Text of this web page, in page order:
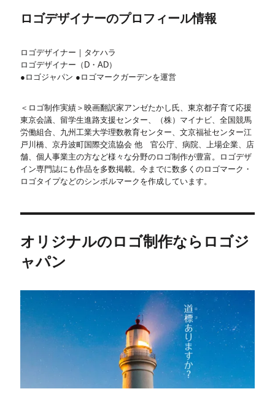
ロゴデザイナーのプロフィール情報
ロゴデザイナー｜タケハラ
ロゴデザイナー（D・AD）
●ロゴジャパン ●ロゴマークガーデンを運営
＜ロゴ制作実績＞映画翻訳家アンゼたかし氏、東京都子育て応援
東京会議、留学生進路支援センター、（株）マイナビ、全国競馬
労働組合、九州工業大学理数教育センター、文京福祉センター江
戸川橋、京丹波町国際交流協会 他 官公庁、病院、上場企業、店
舗、個人事業主の方など様々な分野のロゴ制作が豊富。ロゴデザ
イン専門誌にも作品を多数掲載。今までに数多くのロゴマーク・
ロゴタイプなどのシンボルマークを作成しています。
オリジナルのロゴ制作ならロゴジ
ャパン